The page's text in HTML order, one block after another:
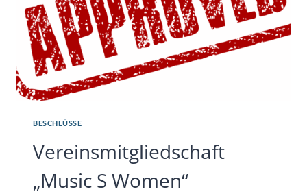
BESCHLÜSSE
Vereinsmitgliedschaft
„Music S Women“